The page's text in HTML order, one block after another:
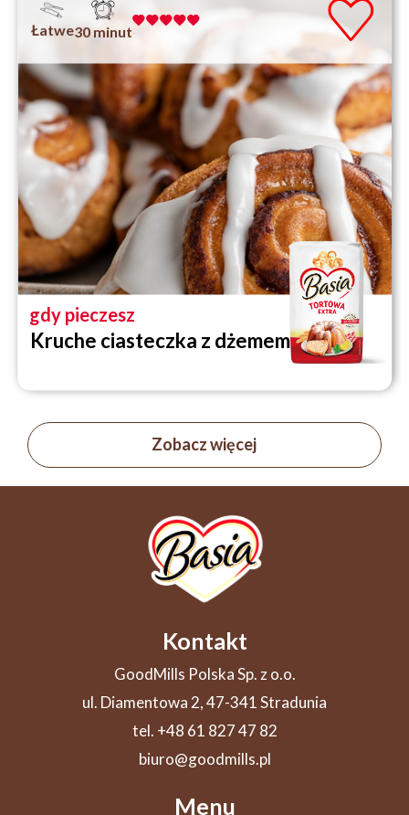
gdy pieczesz
Łatwe30 minut
Kruche ciasteczka z dżemem
Zobacz więcej
Kontakt
GoodMills Polska Sp. z o.o.
ul. Diamentowa 2, 47-341 Stradunia
tel. +48 61 827 47 82
biuro@goodmills.pl
Menu